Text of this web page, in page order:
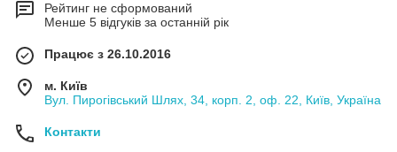
Рейтинг не сформований
Менше 5 відгуків за останній рік
Працює з 26.10.2016
м. Київ
Вул. Пирогівський Шлях, 34, корп. 2, оф. 22, Київ, Україна
Контакти